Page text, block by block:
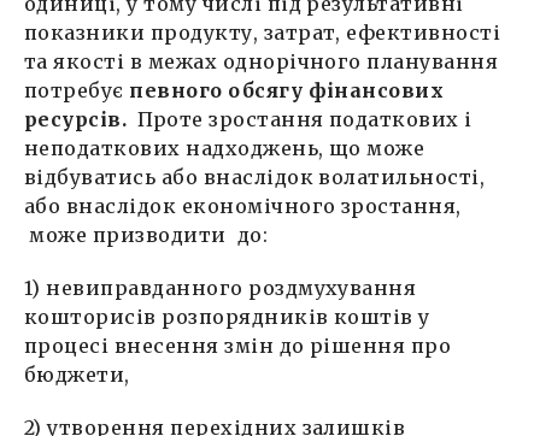
показники продукту, затрат, ефективності
та якості в межах однорічного планування
потребує певного обсягу фінансових
ресурсів. Проте зростання податкових і
неподаткових надходжень, що може
відбуватись або внаслідок волатильності,
або внаслідок економічного зростання,
може призводити до:
1) невиправданного роздмухування
кошторисів розпорядників коштів у
процесі внесення змін до рішення про
бюджети,
2) утворення перехідних залишків